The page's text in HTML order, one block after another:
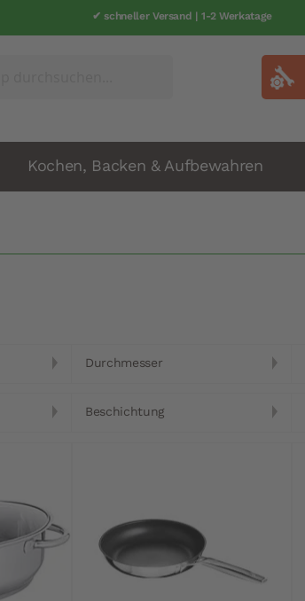
✔ schneller Versand | 1-2 Werkatage
Kochen, Backen & Aufbewahren
Durchmesser
Beschichtung